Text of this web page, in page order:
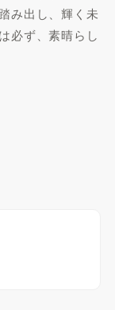
み出し、輝く未
必ず、素晴らし